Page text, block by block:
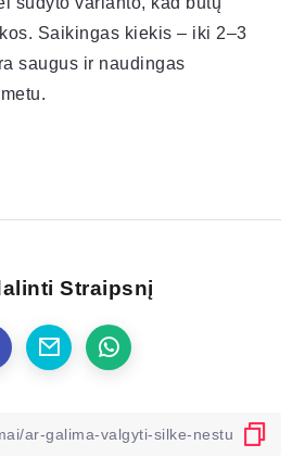
Saikingas kiekis – iki 2–3
saugus ir naudingas
Straipsnį